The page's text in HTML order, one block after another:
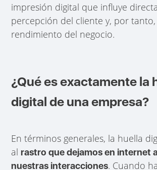
impresión digital que influye
percepción del cliente y, por
rendimiento del negocio.
¿Qué es exactamente la
digital de una empresa?
En términos generales, la huella
alrastro que dejamos en internet
nuestras interacciones. Cuando